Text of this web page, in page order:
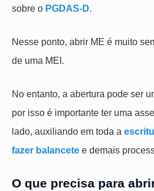
sobre o PGDAS-D.
Nesse ponto, abrir ME é muito
de uma MEI.
No entanto, a abertura pode ser
por isso é importante ter uma
lado, auxiliando em toda a
fazer balancete e demais
O que precisa para